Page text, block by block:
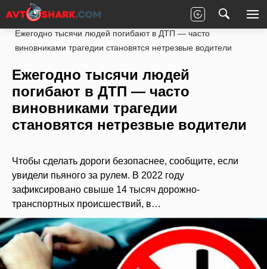
Главная Статьи
Новости партнеров
Ежегодно тысячи людей погибают в ДТП — часто
виновниками трагедии становятся нетрезвые водители
Ежегодно тысячи людей
погибают в ДТП — часто
виновниками трагедии
становятся нетрезвые водители
Чтобы сделать дороги безопаснее, сообщите, если
увидели пьяного за рулем. В 2022 году
зафиксировано свыше 14 тысяч дорожно-
транспортных происшествий, в…